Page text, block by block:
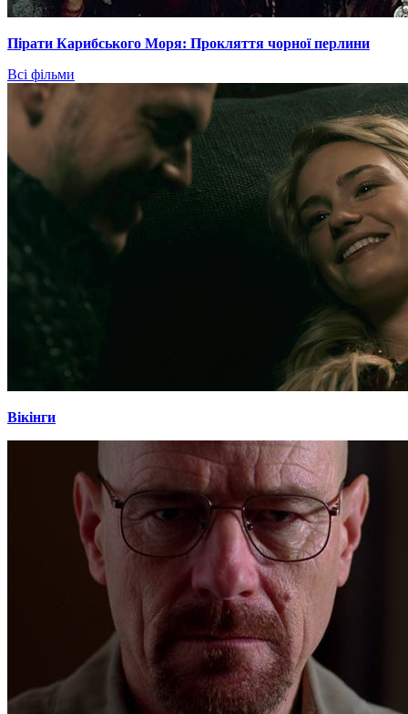
Пірати Карибського Моря: Прокляття чорної перлини
Всі фільми
Вікінги